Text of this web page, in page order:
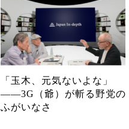
「玉木、元気ないよな」
――3G（爺）が斬る野党の
ふがいなさ